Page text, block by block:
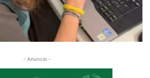
- Anuncio -